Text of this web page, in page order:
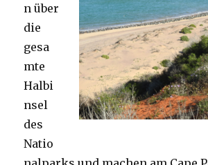
n über
die
gesa
mte
Halbi
nsel
des
Natio